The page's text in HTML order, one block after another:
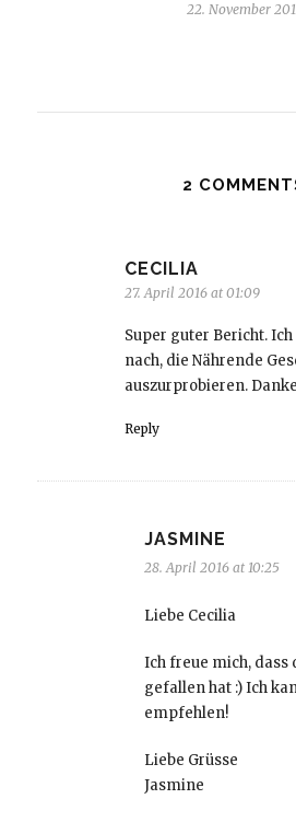
22. November
2
CECILIA
27. April 2016 at 01:09
Super guter Bericht.
nach, die Nährende
auszurprobieren.
Reply
JASMINE
28. April 2016 at 10:25
Liebe Cecilia
Ich freue mich, dass
gefallen hat :) Ich
empfehlen!
Liebe Grüsse
Jasmine